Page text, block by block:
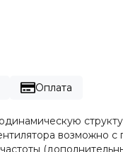
Оплата
возможно